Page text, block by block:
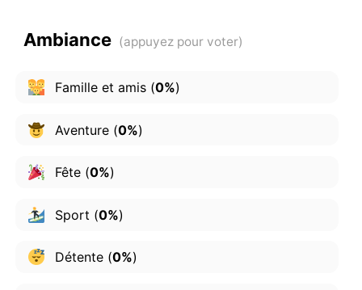
Ambiance
Famille et amis(0%)
Aventure(0%)
Fête(0%)
Sport (0%)
Détente(0%)